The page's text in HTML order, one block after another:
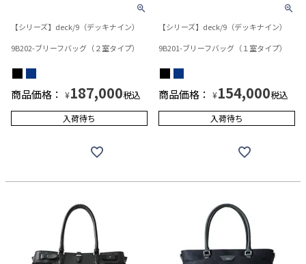
【シリーズ】deck/9（デッキナイン）
9B202-ブリーフバッグ（２室タイプ）
商品価格： ¥187,000税込
入荷待ち
【シリーズ】deck/9（デッキナイン）
9B201-ブリーフバッグ（１室タイプ）
商品価格： ¥154,000税込
入荷待ち